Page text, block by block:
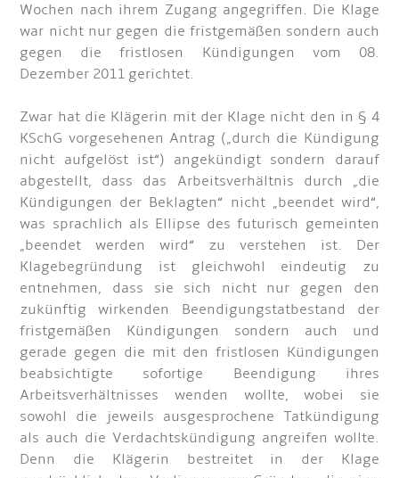
Wochen nach ihrem Zugang angegriffen. Die Klage
war nicht nur gegen die fristgemäßen sondern auch
gegen die fristlosen Kündigungen vom 08.
Dezember 2011 gerichtet.
Zwar hat die Klägerin mit der Klage nicht den in § 4
KSchG vorgesehenen Antrag („durch die Kündigung
nicht aufgelöst ist“) angekündigt sondern darauf
abgestellt, dass das Arbeitsverhältnis durch „die
Kündigungen der Beklagten“ nicht „beendet wird“,
was sprachlich als Ellipse des futurisch gemeinten
„beendet werden wird“ zu verstehen ist. Der
Klagebegründung ist gleichwohl eindeutig zu
entnehmen, dass sie sich nicht nur gegen den
zukünftig wirkenden Beendigungstatbestand der
fristgemäßen Kündigungen sondern auch und
gerade gegen die mit den fristlosen Kündigungen
beabsichtigte sofortige Beendigung ihres
Arbeitsverhältnisses wenden wollte, wobei sie
sowohl die jeweils ausgesprochene Tatkündigung
als auch die Verdachtskündigung angreifen wollte.
Denn die Klägerin bestreitet in der Klage